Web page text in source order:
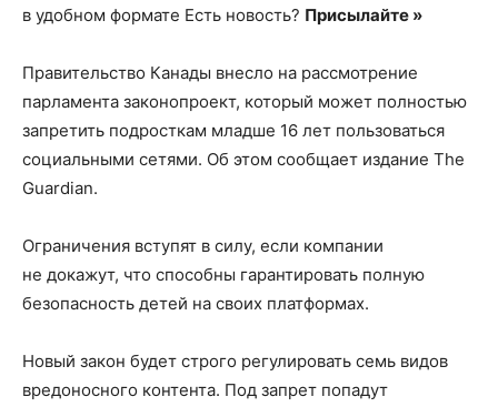
в удобном формате Есть новость? Присылайте »
Правительство Канады внесло на рассмотрение
парламента законопроект, который может полностью
запретить подросткам младше 16 лет пользоваться
социальными сетями. Об этом сообщает издание The
Guardian.
Ограничения вступят в силу, если компании
не докажут, что способны гарантировать полную
безопасность детей на своих платформах.
Новый закон будет строго регулировать семь видов
вредоносного контента. Под запрет попадут